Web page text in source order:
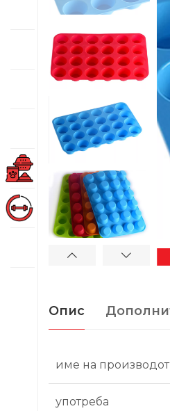
Опис
име на производот
употреба